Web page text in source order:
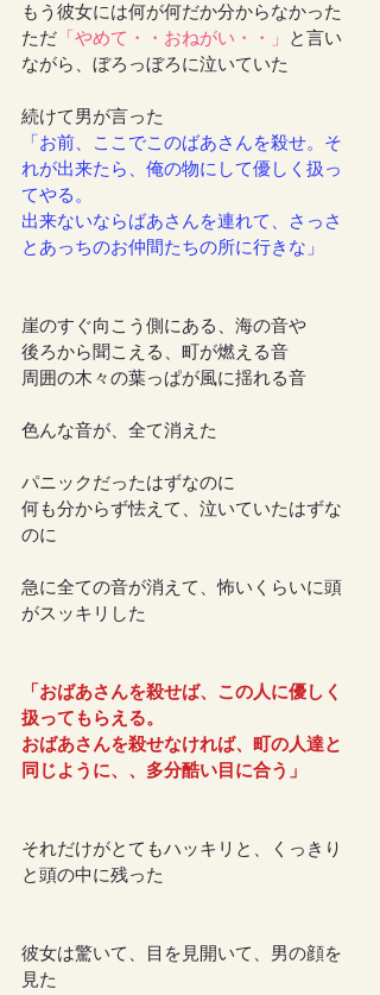
もう彼女には何が何だか分からなかった
ただ 「やめて・・おねがい・・」
と言い
ながら、ぼろっぼろに泣いていた
続けて男が言った
「お前、ここでこのばあさんを殺せ。そ
れが出来たら、俺の物にして優しく扱っ
てやる。
出来ないならばあさんを連れて、さっさ
とあっちのお仲間たちの所に行きな」
崖のすぐ向こう側にある、海の音や
後ろから聞こえる、町が燃える音
周囲の木々の葉っぱが風に揺れる音
色んな音が、全て消えた
パニックだったはずなのに
何も分からず怯えて、泣いていたはずな
のに
急に全ての音が消えて、怖いくらいに頭
がスッキリした
「おばあさんを殺せば、この人に優しく
扱ってもらえる。
おばあさんを殺せなければ、町の人達と
同じように、、多分酷い目に合う」
それだけがとてもハッキリと、くっきり
と頭の中に残った
彼女は驚いて、目を見開いて、男の顔を
見た